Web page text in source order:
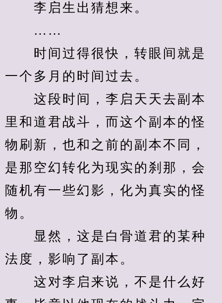
李启生出猜想来。
……
时间过得很快，转眼间就是
一个多月的时间过去。
这段时间，李启天天去副本
里和道君战斗，而这个副本的怪
物刷新，也和之前的副本不同，
是那空幻转化为现实的刹那，会
随机有一些幻影，化为真实的怪
物。
显然，这是白骨道君的某种
法度，影响了副本。
这对李启来说，不是什么好